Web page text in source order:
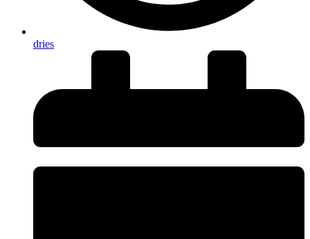
dries